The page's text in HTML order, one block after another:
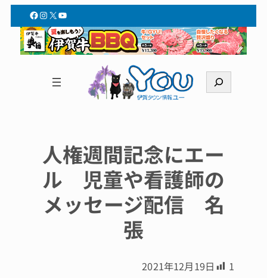
Facebook
Instagram
X YouTube
索
人権週間記念にエー
ル 児童や看護師の
メッセージ配信 名
張
2021年12月19日 1